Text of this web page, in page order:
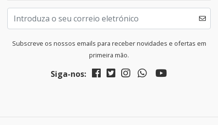
Subscreve os nossos emails para receber novidades e ofertas em
primeira mão.
Siga-nos: